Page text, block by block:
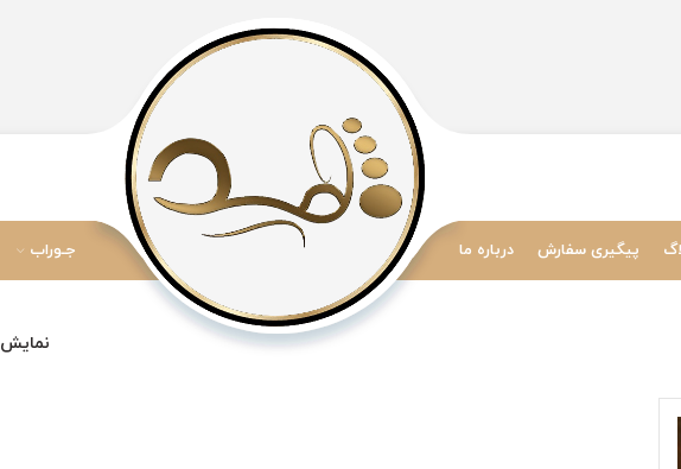
پیگیری سفارش درباره ما جـوراب
نمایش